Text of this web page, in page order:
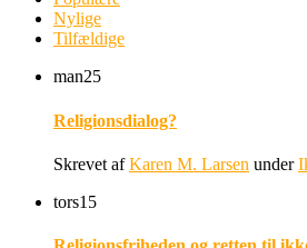
Nylige
Tilfældige
man25
Religionsdialog?
Skrevet afKaren M. Larsen under
tors15